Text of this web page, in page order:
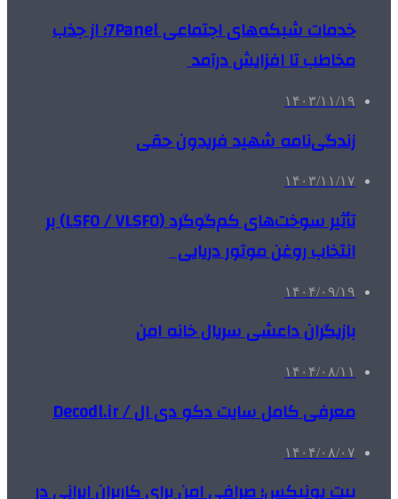
خدمات شبکه‌های اجتماعی 7Panel؛ از جذب
مخاطب تا افزایش درآمد
۱۴۰۳/۱۱/۱۹
زندگی‌نامه شهید فریدون حقی
۱۴۰۳/۱۱/۱۷
تأثیر سوخت‌های کم‌گوگرد (LSFO / VLSFO) بر
انتخاب روغن موتور دریایی
۱۴۰۴/۰۹/۱۹
بازیگران داعشی سریال خانه امن
۱۴۰۴/۰۸/۱۱
معرفی کامل سایت دکو دی ال / Decodl.ir
۱۴۰۴/۰۸/۰۷
بیت یونیکس؛ صرافی امن برای کاربران ایرانی در